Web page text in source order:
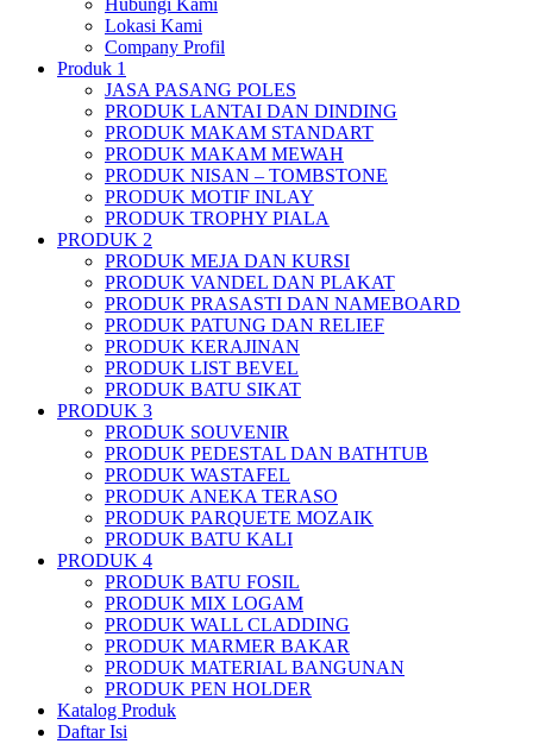
Hubungi Kami
Lokasi Kami
Company Profil
Produk 1
JASA PASANG POLES
PRODUK LANTAI DAN DINDING
PRODUK MAKAM STANDART
PRODUK MAKAM MEWAH
PRODUK NISAN – TOMBSTONE
PRODUK MOTIF INLAY
PRODUK TROPHY PIALA
PRODUK 2
PRODUK MEJA DAN KURSI
PRODUK VANDEL DAN PLAKAT
PRODUK PRASASTI DAN NAMEBOARD
PRODUK PATUNG DAN RELIEF
PRODUK KERAJINAN
PRODUK LIST BEVEL
PRODUK BATU SIKAT
PRODUK 3
PRODUK SOUVENIR
PRODUK PEDESTAL DAN BATHTUB
PRODUK WASTAFEL
PRODUK ANEKA TERASO
PRODUK PARQUETE MOZAIK
PRODUK BATU KALI
PRODUK 4
PRODUK BATU FOSIL
PRODUK MIX LOGAM
PRODUK WALL CLADDING
PRODUK MARMER BAKAR
PRODUK MATERIAL BANGUNAN
PRODUK PEN HOLDER
Katalog Produk
Daftar Isi